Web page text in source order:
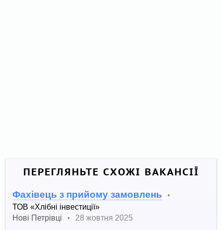
ПЕРЕГЛЯНЬТЕ СХОЖІ ВАКАНСІЇ
Фахівець з прийому замовлень •
ТОВ «Хлібні інвестиції»
Нові Петрівці
• 28 жовтня 2025